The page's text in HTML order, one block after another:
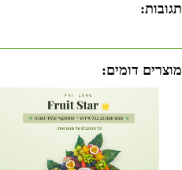
תגובות:
מוצרים דומים: